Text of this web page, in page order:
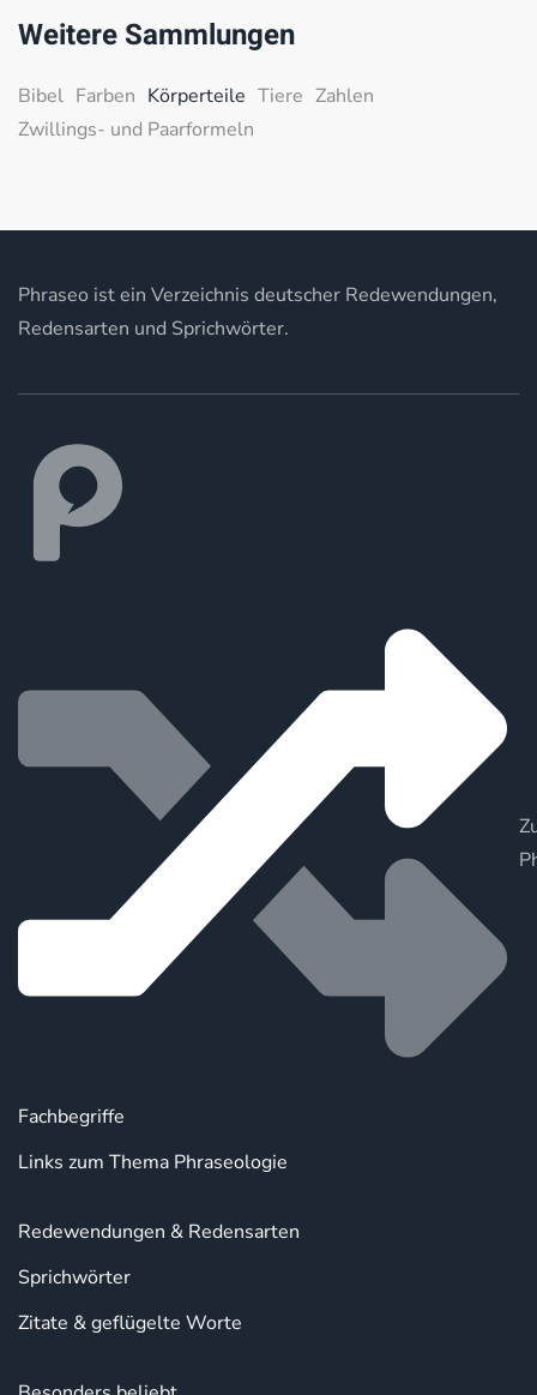
Weitere Sammlungen
Bibel Farben Körperteile Tiere Zahlen
Zwillings- und Paarformeln
Phraseo ist ein Verzeichnis deutscher Redewendungen,
Redensarten und Sprichwörter.
Fachbegriffe
Links zum Thema Phraseologie
Redewendungen & Redensarten
Sprichwörter
Zitate & geflügelte Worte